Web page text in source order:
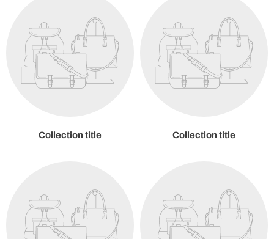
Collection title Collection title